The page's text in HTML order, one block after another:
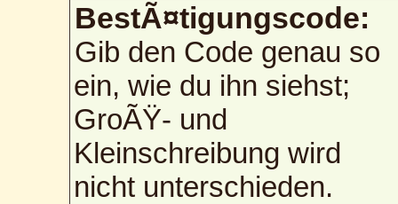
BestÃ¤tigungscode:
Gib den Code genau so
ein, wie du ihn siehst;
GroÃŸ- und
Kleinschreibung wird
nicht unterschieden.